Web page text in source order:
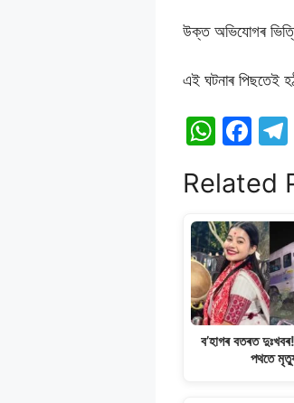
উক্ত অভিযোগৰ
এই ঘটনাৰ পিছতেই
W
at
s
A
p
p
F
c
e
b
o
o
k
Related
ব’হাগৰ বতৰত
পথতে